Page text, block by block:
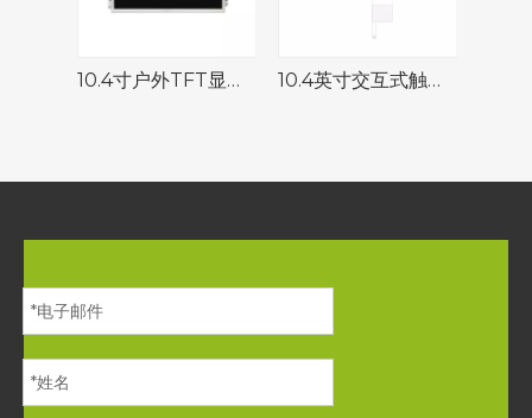
10.4寸户外TFT显示屏 分辨率1024*768 IPS液晶屏 10.4英寸交互式触摸屏，G+G结构，可定制工业控制面板盖板